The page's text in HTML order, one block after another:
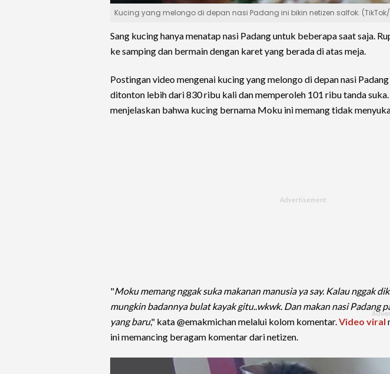
Kucing yang melongo di depan nasi Padang ini bikin netizen salfok.
Sang kucing hanya menatap nasi Padang untuk beberapa saat saja.
ke samping dan bermain dengan karet yang berada di atas meja.
Postingan video mengenai kucing yang melongo di depan nasi
ditonton lebih dari 830 ribu kali dan memperoleh 101 ribu tanda
menjelaskan bahwa kucing bernama Moku ini memang tidak
"Moku memang nggak suka makanan manusia ya say. Kalau nggak
mungkin badannya bulat kayak gitu..wkwk. Dan makan nasi Padang
yang baru," kata @emakmichan melalui kolom komentar.Video viral
ini memancing beragam komentar dari netizen.